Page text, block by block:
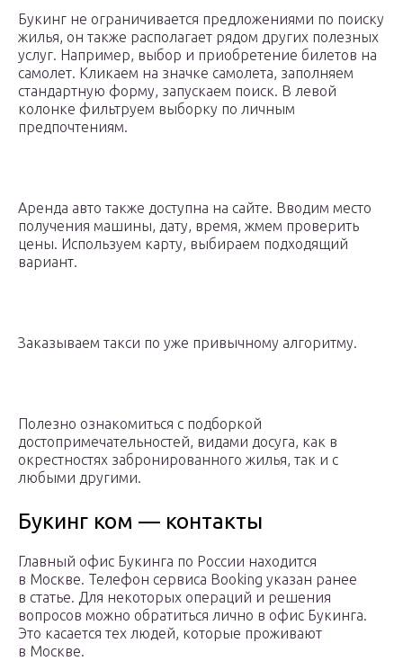
Букинг не ограничивается предложениями по поиску
жилья, он также располагает рядом других полезных
услуг. Например, выбор и приобретение билетов на
самолет. Кликаем на значке самолета, заполняем
стандартную форму, запускаем поиск. В левой
колонке фильтруем выборку по личным
предпочтениям.
Аренда авто также доступна на сайте. Вводим место
получения машины, дату, время, жмем проверить
цены. Используем карту, выбираем подходящий
вариант.
Заказываем такси по уже привычному алгоритму.
Полезно ознакомиться с подборкой
достопримечательностей, видами досуга, как в
окрестностях забронированного жилья, так и с
любыми другими.
Букинг ком — контакты
Главный офис Букинга по России находится
в Москве. Телефон сервиса Booking указан ранее
в статье. Для некоторых операций и решения
вопросов можно обратиться лично в офис Букинга.
Это касается тех людей, которые проживают
в Москве.